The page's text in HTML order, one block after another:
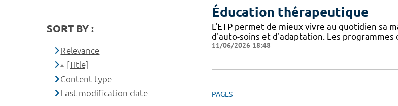
Éducation thérapeutique
L'ETP permet de mieux vivre au quotidien sa
d'auto-soins et d'adaptation. Les
11/06/2026 18:48
PAGES
SORT BY :
Relevance
[Title]
Content type
Last modification date